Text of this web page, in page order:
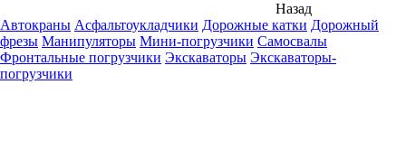
Назад
Автокраны Асфальтоукладчики Дорожные катки Дорожный
фрезы Манипуляторы Мини-погрузчики Самосвалы
Фронтальные погрузчики Экскаваторы Экскаваторы-
погрузчики